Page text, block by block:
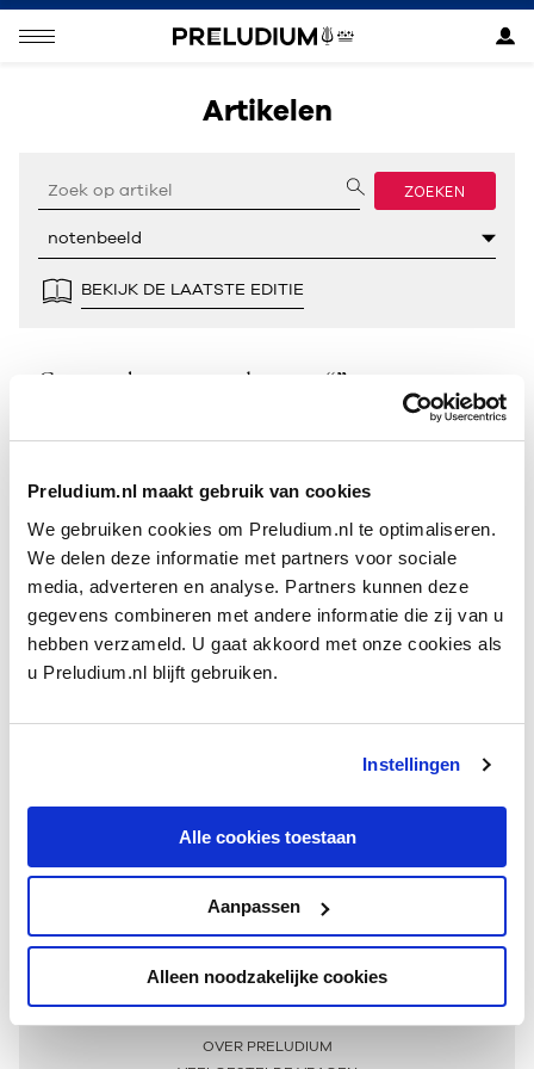
Preludium.nl maakt gebruik van cookies
We gebruiken cookies om Preludium.nl te optimaliseren.
We delen deze informatie met partners voor sociale
media, adverteren en analyse. Partners kunnen deze
gegevens combineren met andere informatie die zij van u
hebben verzameld. U gaat akkoord met onze cookies als
u Preludium.nl blijft gebruiken.
Instellingen
Alle cookies toestaan
Aanpassen
Alleen noodzakelijke cookies
Artikelen
ZOEKEN
BEKIJK DE LAATSTE EDITIE
Geen resultaten gevonden voor “”.
Meer informatie
OVER PRELUDIUM